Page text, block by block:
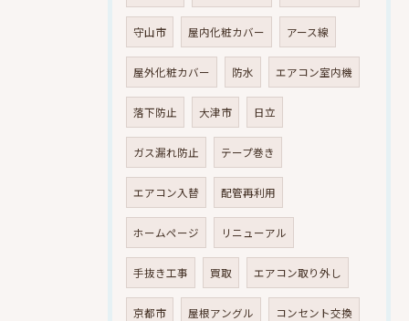
守山市 屋内化粧カバー アース線
屋外化粧カバー 防水 エアコン室内機
落下防止 大津市 日立
ガス漏れ防止 テープ巻き
エアコン入替 配管再利用
ホームページ リニューアル
手抜き工事 買取 エアコン取り外し
京都市 屋根アングル コンセント交換